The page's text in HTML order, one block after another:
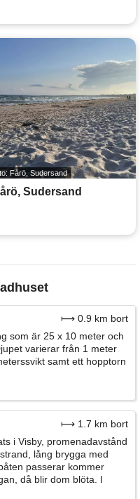
Fårö, Sudersand
Sudersand
⟼ 0.9 km bort
som är 25 x 10 meter och
varierar från 1 meter
samt ett hopptorn
⟼ 1.7 km bort
i Visby, promenadavstånd
lång brygga med
passerar kommer
då blir dom blöta. I